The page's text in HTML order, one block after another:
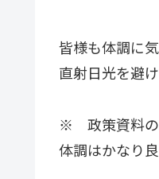
皆様も体調に
直射日光を避
※ 政策資料の
体調はかなり